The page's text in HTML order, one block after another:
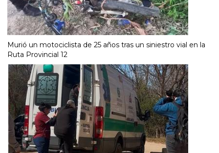
Murió un motociclista de 25 años tras un siniestro vial en la
Ruta Provincial 12